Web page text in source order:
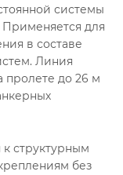
системы
для
в составе
Линия
пролете до 26 м
структурным
без